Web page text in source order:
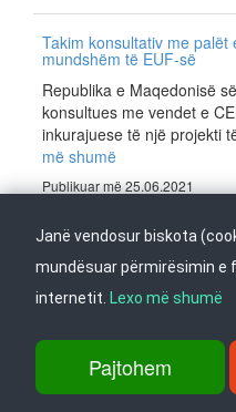
Takim konsultativ me
mundshëm të EUF-së
Republika e Maqedonisë
konsultues me vendet e
inkurajuese të një projekti
më shumë
Publikuar më 25.06.2021
Takimi i 15-të vjetor i
EPO-s
Takimi i 15-të Vjetor për
më shumë
Publikuar më 11.05.2021
Janë vendosur biskota
mundësuar përmirësimin e
internetit. Lexo më shumë
Pajtohem